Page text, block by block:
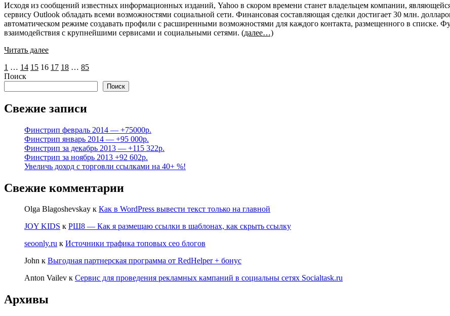
Исходя из сообщений известных информационных изданий, Yahoo в скором времени станет владельцем компании,
сервису Outlook обладать всеми возможностями социальной сети. Финансовая составляющая сделки достигает 30 млн.
автоматическом режиме создавать профили с расширенными возможностями для каждого контакта, размещенного в списке.
взаимодействия с крупнейшими сервисами и социальными сетями. (далее…)
Читать далее
Пагинация
записей
1 … 14 15 16 17 18 … 85
Поиск
Поиск
Свежие записи
Финстрип февраль 2014 — +75000р.
Финстрип январь 2014 — +95 000р.
Финстрип за декабрь 2013 — +115 322р.
Финстрип за ноябрь 2013 +92 602р.
Увеличь доход с торговли ссылками на 40+ %!
Свежие комментарии
Olga Blagoshevskay к Как в WordPress вывести текст только на главной
JOY KIDS к РШ8 — Как я размещаю ссылки в шаблонах, как скрыть ссылку
seoonly.ru к Источники трафика топовых сео блогов
John к Выгодная партнерская программа от RedHelper + бонус
Anton Vailev к Сервис для проведения рекламных кампаний в социальны сетях Socialtask.ru
Архивы